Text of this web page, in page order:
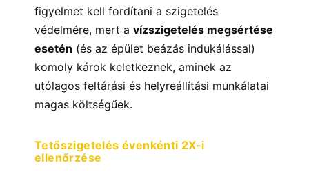
figyelmet kell fordítani a szigetelés
védelmére, mert a vízszigetelés megsértése
esetén (és az épület beázás indukálással)
komoly károk keletkeznek, aminek az
utólagos feltárási és helyreállítási munkálatai
magas költségűek.
Tetőszigetelés évenkénti 2X-i
ellenőrzése